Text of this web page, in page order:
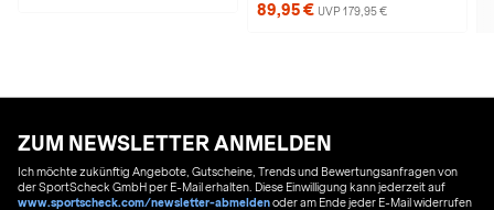
89,95 € UVP 179,95 €
ZUM NEWSLETTER ANMELDEN
Ich möchte zukünftig Angebote, Gutscheine, Trends und Bewertungsanfragen von
der SportScheck GmbH per E-Mail erhalten. Diese Einwilligung kann jederzeit auf
www.sportscheck.com/newsletter-abmeldenoder am Ende jeder E-Mail widerrufen